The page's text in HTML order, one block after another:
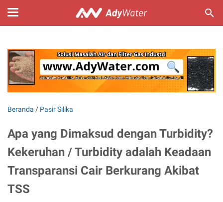
Beranda / Pasir Silika
Apa yang Dimaksud dengan Turbidity?
Kekeruhan / Turbidity adalah Keadaan
Transparansi Cair Berkurang Akibat
TSS